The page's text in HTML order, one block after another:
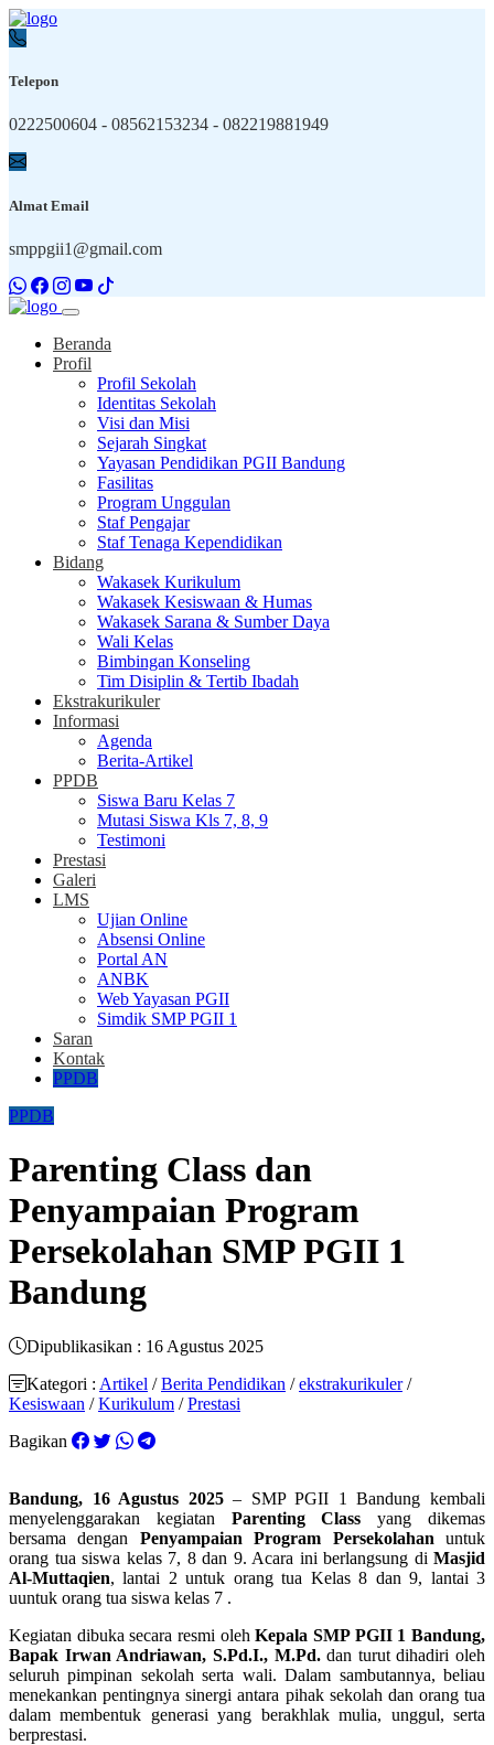
Telepon
0222500604 - 08562153234 - 082219881949
Almat Email
smppgii1@gmail.com
Beranda
Profil
Profil Sekolah
Identitas Sekolah
Visi dan Misi
Sejarah Singkat
Yayasan Pendidikan PGII Bandung
Fasilitas
Program Unggulan
Staf Pengajar
Staf Tenaga Kependidikan
Bidang
Wakasek Kurikulum
Wakasek Kesiswaan & Humas
Wakasek Sarana & Sumber Daya
Wali Kelas
Bimbingan Konseling
Tim Disiplin & Tertib Ibadah
Ekstrakurikuler
Informasi
Agenda
Berita-Artikel
PPDB
Siswa Baru Kelas 7
Mutasi Siswa Kls 7, 8, 9
Testimoni
Prestasi
Galeri
LMS
Ujian Online
Absensi Online
Portal AN
ANBK
Web Yayasan PGII
Simdik SMP PGII 1
Saran
Kontak
PPDB
PPDB
Parenting Class dan
Penyampaian Program
Persekolahan SMP PGII 1
Bandung
Dipublikasikan : 16 Agustus 2025
Kategori : Artikel /Berita Pendidikan /ekstrakurikuler/
Kesiswaan /Kurikulum /Prestasi
Bagikan
Bandung, 16 Agustus 2025– SMP PGII 1 Bandung kembali
menyelenggarakan kegiatan Parenting Class yang dikemas
bersama dengan Penyampaian Program Persekolahan untuk
orang tua siswa kelas 7, 8 dan 9. Acara ini berlangsung di Masjid
Al-Muttaqien, lantai 2 untuk orang tua Kelas 8 dan 9, lantai 3
uuntuk orang tua siswa kelas 7 .
Kegiatan dibuka secara resmi olehKepala SMP PGII 1 Bandung,
Bapak Irwan Andriawan, S.Pd.I., M.Pd.dan turut dihadiri oleh
seluruh pimpinan sekolah serta wali. Dalam sambutannya, beliau
menekankan pentingnya sinergi antara pihak sekolah dan orang tua
dalam membentuk generasi yang berakhlak mulia, unggul, serta
berprestasi.